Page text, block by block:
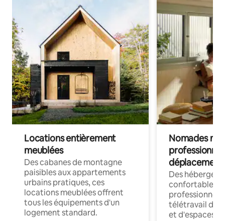
Locations entièrement
meublées
Des cabanes de montagne
paisibles aux appartements
urbains pratiques, ces
locations meublées offrent
tous les équipements d'un
logement standard.
Nomades
déplacement
Des
confortables
professionnels
télétravail
et d'espaces